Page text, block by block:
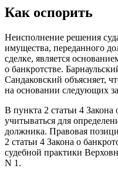
Как оспорить
Неисполнение решения
имущества, переданного
сделке, является
о банкротстве.
Сандаковский объясняет,
на основании следующих
В пункта 2 статьи 4 Закона
учитываться для
должника. Правовая
2 статьи 4 Закона о
судебной практики
N 1.